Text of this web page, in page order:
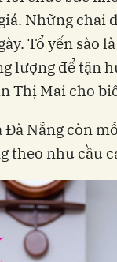
Những chai
Tổ yến sào
lượng để tận
Thị Mai cho
Đà Nẵng còn
theo nhu cầu